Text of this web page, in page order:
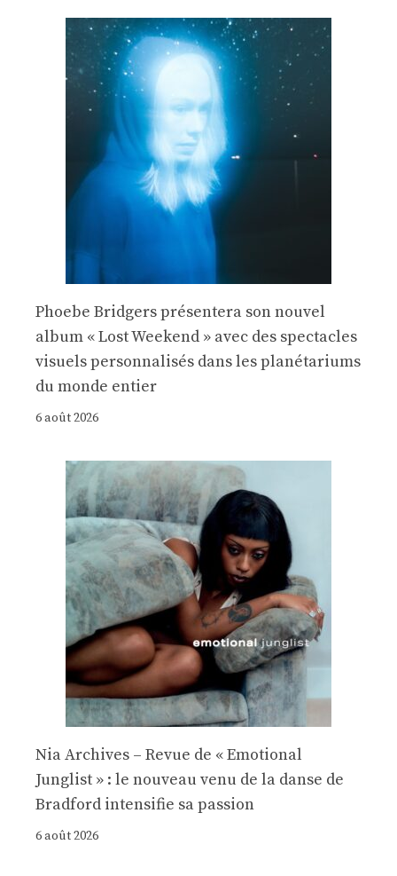
Phoebe Bridgers présentera son nouvel
album « Lost Weekend » avec des spectacles
visuels personnalisés dans les planétariums
du monde entier
6 août 2026
Nia Archives – Revue de « Emotional
Junglist » : le nouveau venu de la danse de
Bradford intensifie sa passion
6 août 2026